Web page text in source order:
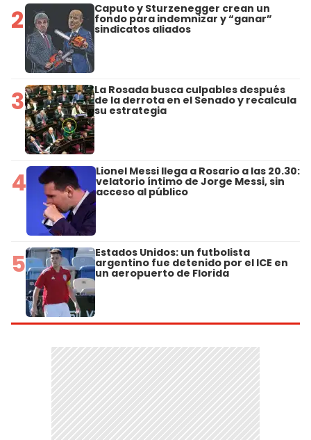
2 Caputo y Sturzenegger crean un
fondo para indemnizar y “ganar”
sindicatos aliados
3 La Rosada busca culpables después
de la derrota en el Senado y recalcula
su estrategia
4 Lionel Messi llega a Rosario a las 20.30:
velatorio íntimo de Jorge Messi, sin
acceso al público
5 Estados Unidos: un futbolista
argentino fue detenido por el ICE en
un aeropuerto de Florida